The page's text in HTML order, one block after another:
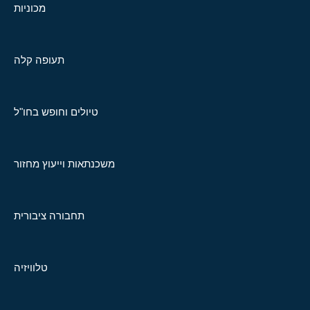
מכוניות
תעופה קלה
טיולים וחופש בחו"ל
משכנתאות וייעוץ מחזור
תחבורה ציבורית
טלוויזיה